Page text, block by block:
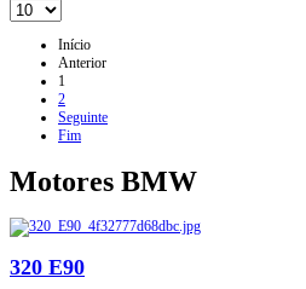
Início
Anterior
1
2
Seguinte
Fim
Motores BMW
320 E90